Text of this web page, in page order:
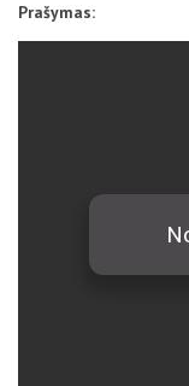
Prašymas: